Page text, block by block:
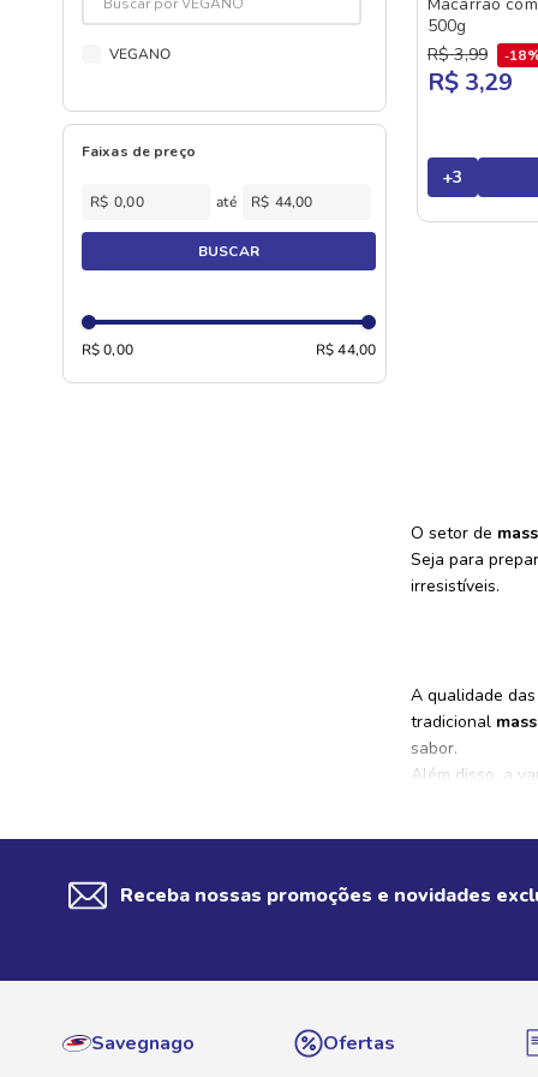
SAKURA
SALSARETTI
STELLA DORO
SPAGHETTI
LINGUINE
FURADINHO
RISONI
VEGANO
Faixas de preço
R$ R$
BUSCAR
R$ 0,00 R$ 44,00
500g
R$ 3,99
R$ 3,29
+3
O setor de
Seja para
irresistíveis.
A qualidade
tradicional
sabor.
Além disso, a
traz uma
Os molhos
adiciona um
Preparar
opções
Receba nossas promoções e novidades
Savegnago Ofertas